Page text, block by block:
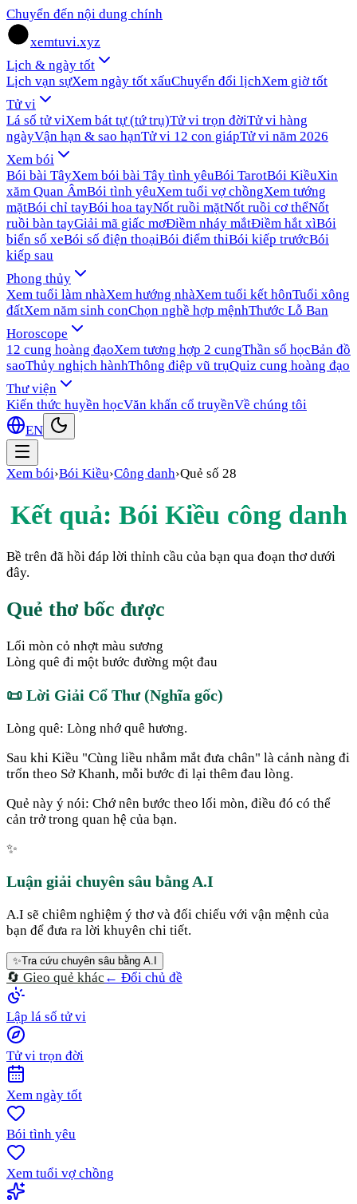
Chuyển đến nội dung chính
xemtuvi.xyz
Lịch & ngày tốt
Lịch vạn sựXem ngày tốt xấuChuyển đổi lịchXem giờ tốt
Tử vi
Lá số tử viXem bát tự (tứ trụ)Tử vi trọn đờiTử vi hàng
ngàyVận hạn & sao hạnTử vi 12 con giápTử vi năm 2026
Xem bói
Bói bài TâyXem bói bài Tây tình yêuBói TarotBói KiềuXin
xăm Quan ÂmBói tình yêuXem tuổi vợ chồngXem tướng
mặtBói chỉ tayBói hoa tayNốt ruồi mặtNốt ruồi cơ thểNốt
ruồi bàn tayGiải mã giấc mơĐiềm nháy mắtĐiềm hắt xìBói
biển số xeBói số điện thoạiBói điểm thiBói kiếp trướcBói
kiếp sau
Phong thủy
Xem tuổi làm nhàXem hướng nhàXem tuổi kết hônTuổi xông
đấtXem năm sinh conChọn nghề hợp mệnhThước Lỗ Ban
Horoscope
12 cung hoàng đạoXem tương hợp 2 cungThần số họcBản đồ
saoThủy nghịch hànhThông điệp vũ trụQuiz cung hoàng đạo
Thư viện
Kiến thức huyền họcVăn khấn cổ truyềnVề chúng tôi
EN
Xem bói›Bói Kiều›Công danh›Quẻ số 28
Kết quả: Bói Kiều công danh
Bề trên đã hồi đáp lời thỉnh cầu của bạn qua đoạn thơ dưới
đây.
Quẻ thơ bốc được
Lối mòn cỏ nhợt màu sương
Lòng quê đi một bước đường một đau
📜 Lời Giải Cổ Thư (Nghĩa gốc)
Lòng quê: Lòng nhớ quê hương.
Sau khi Kiều "Cùng liều nhắm mắt đưa chân" là cảnh nàng đi
trốn theo Sở Khanh, mỗi bước đi lại thêm đau lòng.
Quẻ này ý nói: Chớ nên bước theo lối mòn, điều đó có thể
cản trở trong quan hệ của bạn.
✨
Luận giải chuyên sâu bằng A.I
A.I sẽ chiêm nghiệm ý thơ và đối chiếu với vận mệnh của
bạn để đưa ra lời khuyên chi tiết.
✨Tra cứu chuyên sâu bằng A.I
🔄 Gieo quẻ khác ← Đổi chủ đề
Lập lá số tử vi
Tử vi trọn đời
Xem ngày tốt
Bói tình yêu
Xem tuổi vợ chồng